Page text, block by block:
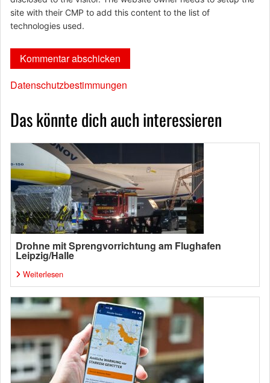
site with their CMP to add this content to the list of
technologies used.
Datenschutzbestimmungen
Das könnte dich auch interessieren
Drohne mit Sprengvorrichtung am Flughafen
Leipzig/Halle
Weiterlesen